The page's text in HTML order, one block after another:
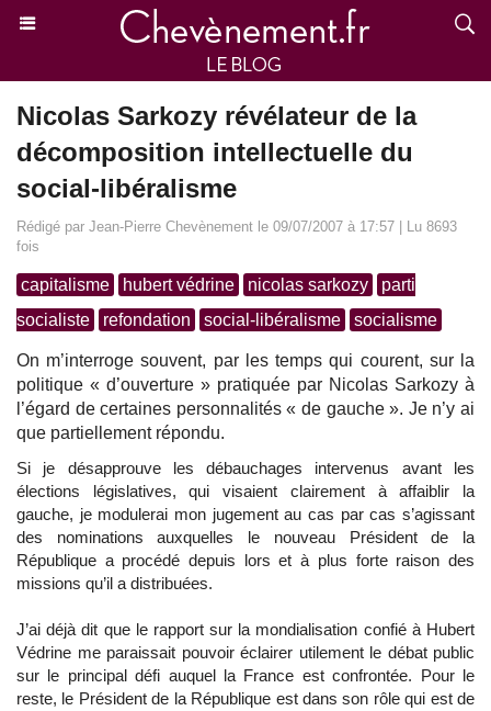
Nicolas Sarkozy révélateur de la
décomposition intellectuelle du
social-libéralisme
Rédigé par Jean-Pierre Chevènement le 09/07/2007 à 17:57 | Lu 8693
fois
capitalisme hubert védrine nicolas sarkozy
parti
socialiste
refondation social-libéralisme socialisme
On m’interroge souvent, par les temps qui courent, sur la
politique « d’ouverture » pratiquée par Nicolas Sarkozy à
l’égard de certaines personnalités « de gauche ». Je n’y ai
que partiellement répondu.
Si je désapprouve les débauchages intervenus avant les
élections législatives, qui visaient clairement à affaiblir la
gauche, je modulerai mon jugement au cas par cas s’agissant
des nominations auxquelles le nouveau Président de la
République a procédé depuis lors et à plus forte raison des
missions qu’il a distribuées.
J’ai déjà dit que le rapport sur la mondialisation confié à Hubert
Védrine me paraissait pouvoir éclairer utilement le débat public
sur le principal défi auquel la France est confrontée. Pour le
reste, le Président de la République est dans son rôle qui est de